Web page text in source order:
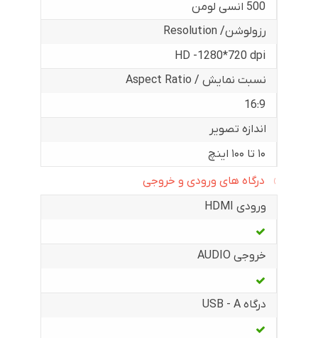
500 انسی لومن
رزولوشن/ Resolution
HD -1280*720 dpi
نسبت نمایش / Aspect Ratio
16:9
اندازه تصویر
۱۰ تا ۱۰۰ اینچ
درگاه های ورودی و خروجی
ورودی HDMI
خروجی AUDIO
درگاه USB - A